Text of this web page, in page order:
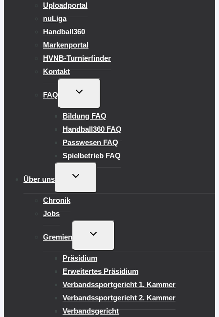
Uploadportal
nuLiga
Handball360
Markenportal
HVNB-Turnierfinder
Kontakt
FAQ
UNTERMENÜ
Bildung FAQ
Handball360 FAQ
Passwesen FAQ
Spielbetrieb FAQ
Über uns
UNTERMENÜ
Chronik
Jobs
Gremien
UNTERMENÜ
Präsidium
Erweitertes Präsidium
Verbandssportgericht 1. Kammer
Verbandssportgericht 2. Kammer
Verbandsgericht